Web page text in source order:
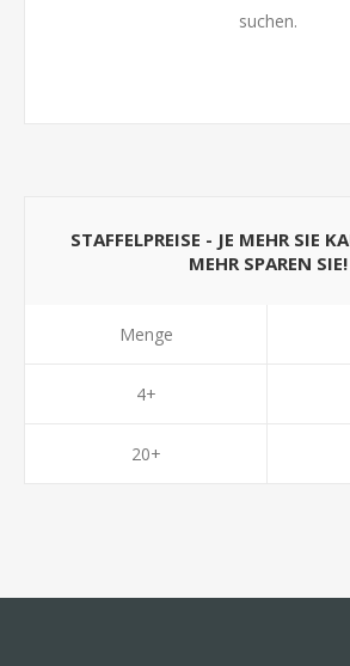
suchen.
STAFFELPREISE - JE MEHR SIE
MEHR SPAREN SIE!
Menge
4+
20+